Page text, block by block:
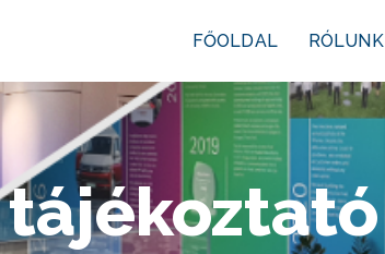
FŐOLDAL RÓLUNK